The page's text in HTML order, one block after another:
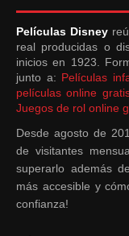
Películas Disney
real producidas o
inicios en 1923.
junto a: Películas
películas online
Juegos de rol online
Desde agosto de
de visitantes
superarlo además
más accesible y
confianza!